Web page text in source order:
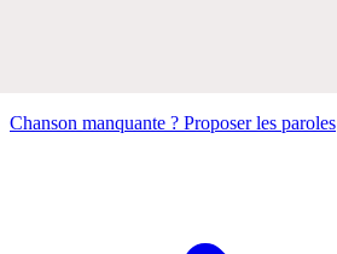
Chanson manquante ? Proposer les paroles